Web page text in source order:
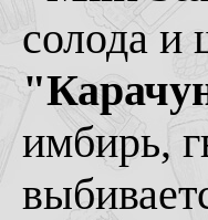
солода и
имбирь,